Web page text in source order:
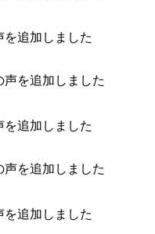
を追加しました
を追加しました
を追加しました